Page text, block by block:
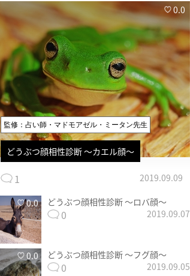
0.0
監修：占い師・マドモアゼル・ミータン先生
どうぶつ顔相性診断 〜カエル顔〜
1 2019.09.09
0.0 どうぶつ顔相性診断 〜ロバ顔〜
0 2019.09.07
0.0 どうぶつ顔相性診断 〜フグ顔〜
0 2019.09.05